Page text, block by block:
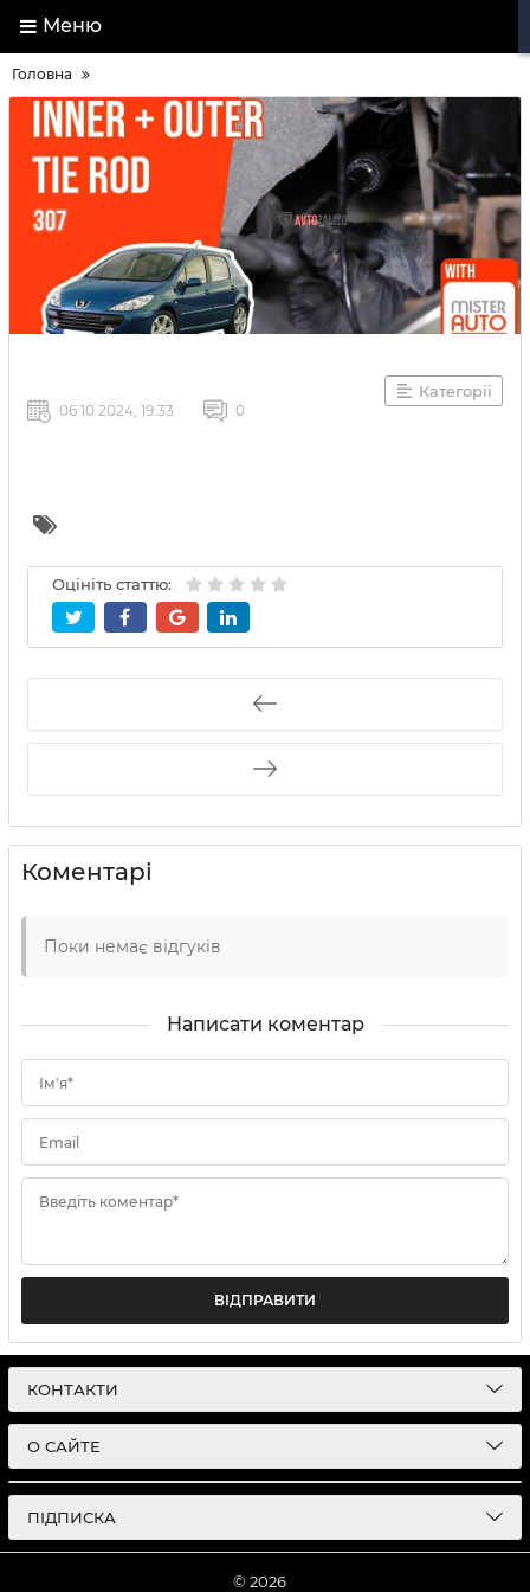
Меню
Головна
Категорії
06 10 2024, 19:33 0
Оцініть статтю:
Коментарі
Поки немає відгуків
Написати коментар
Ім'я*
Email
Введіть коментар*
ВІДПРАВИТИ
КОНТАКТИ
О САЙТЕ
ПІДПИСКА
© 2026